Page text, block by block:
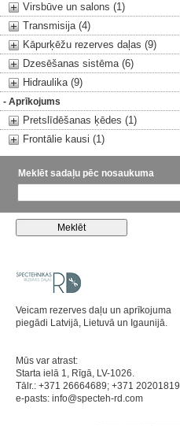
Virsbūve un salons (1)
Transmisija (4)
Kāpurķēžu rezerves daļas (9)
Dzesēšanas sistēma (6)
Hidraulika (9)
- Aprīkojums
Pretslīdēšanas ķēdes (1)
Frontālie kausi (1)
Meklēt sadaļu pēc nosaukuma
Veicam rezerves daļu un aprīkojuma
piegādi Latvijā, Lietuvā un Igaunijā.
Mūs var atrast:
Starta ielā 1, Rīgā, LV-1026.
Tālr.: +371 26664689; +371 20201819
e-pasts: info@specteh-rd.com